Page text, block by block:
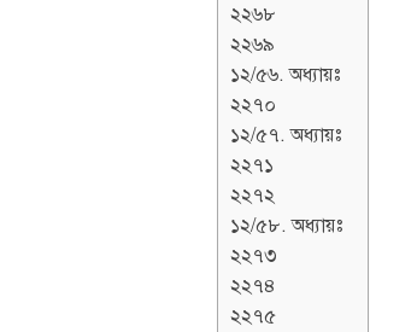
২২৬৮
২২৬৯
১২/৫৬. অধ্যায়ঃ
২২৭০
১২/৫৭. অধ্যায়ঃ
২২৭১
২২৭২
১২/৫৮. অধ্যায়ঃ
২২৭৩
২২৭৪
২২৭৫